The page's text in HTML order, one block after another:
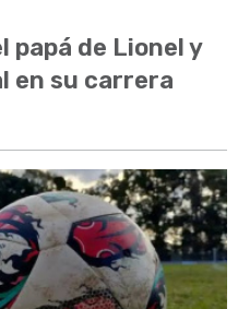
papá de Lionel y
en su carrera